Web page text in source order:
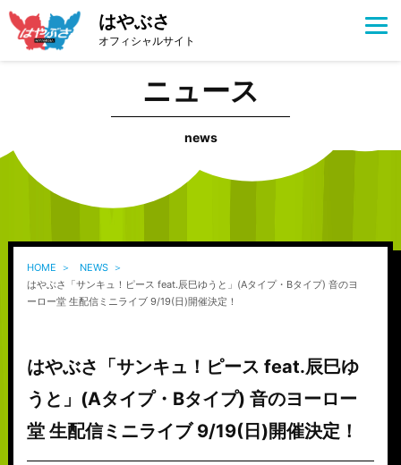
はやぶさ
オフィシャルサイト
ニュース
news
HOME
NEWS
はやぶさ「サンキュ！ピース feat.辰巳ゆうと」(Aタイプ・Bタイプ) 音のヨ
ーロー堂 生配信ミニライブ 9/19(日)開催決定！
はやぶさ「サンキュ！ピース feat.辰巳ゆ
うと」(Aタイプ・Bタイプ) 音のヨーロー
堂 生配信ミニライブ 9/19(日)開催決定！